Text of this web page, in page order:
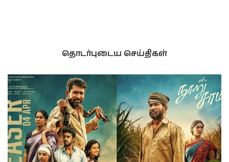
தொடர்புடைய செய்திகள்